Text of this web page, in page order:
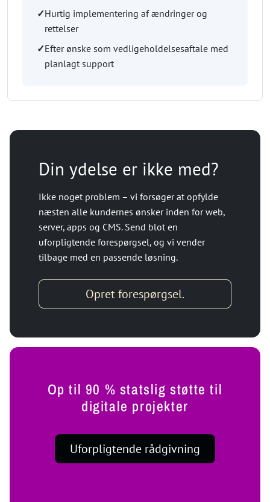
✓Hurtig implementering af ændringer og
rettelser
✓Efter ønske som vedligeholdelsesaftale med
planlagt support
Din ydelse er ikke med?
Ikke noget problem – vi forsøger at opfylde
næsten alle kundernes ønsker inden for web,
server, apps og CMS. Send blot en
uforpligtende forespørgsel, og vi vender
tilbage med en passende løsning.
Opret forespørgsel.
Op til 90 % statslig støtte til
digitale projekter
Uforpligtende rådgivning